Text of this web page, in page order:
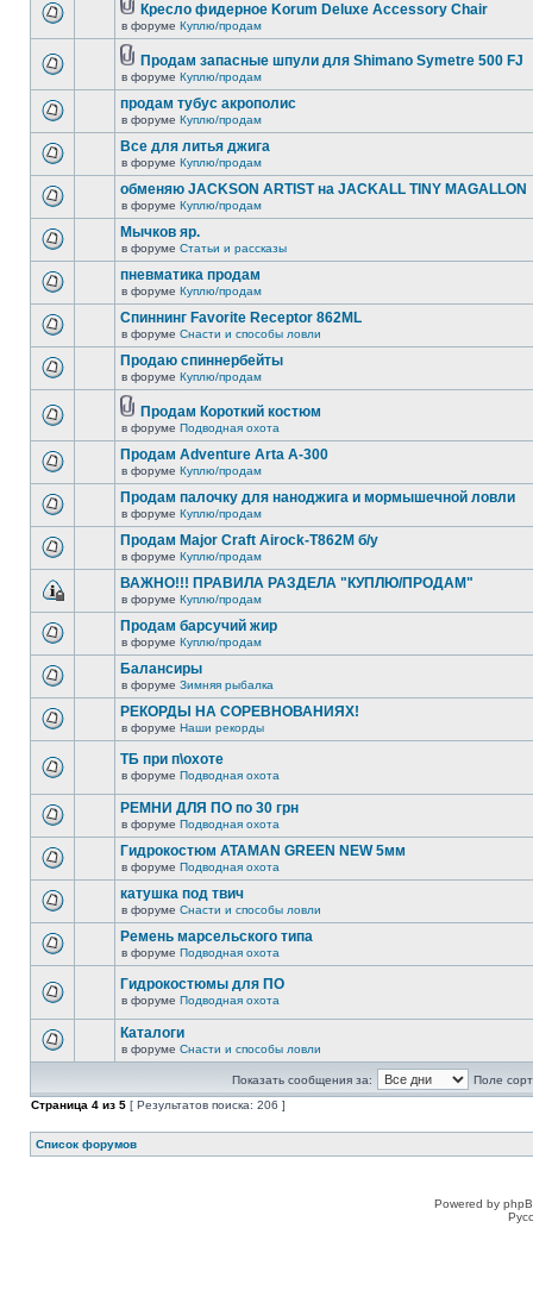
Кресло фидерное Korum Deluxe Accessory Chair
в форуме Куплю/продам
Продам запасные шпули для Shimano Symetre 500 FJ
в форуме Куплю/продам
продам тубус акрополис
в форуме Куплю/продам
Все для литья джига
в форуме Куплю/продам
обменяю JACKSON ARTIST на JACKALL TINY MAGALLON
в форуме Куплю/продам
Мычков яр.
в форуме Статьи и рассказы
пневматика продам
в форуме Куплю/продам
Спиннинг Favorite Receptor 862ML
в форуме Снасти и способы ловли
Продаю спиннербейты
в форуме Куплю/продам
Продам Короткий костюм
в форуме Подводная охота
Продам Adventure Arta A-300
в форуме Куплю/продам
Продам палочку для наноджига и мормышечной ловли
в форуме Куплю/продам
Продам Major Craft Airock-T862M б/у
в форуме Куплю/продам
ВАЖНО!!! ПРАВИЛА РАЗДЕЛА "КУПЛЮ/ПРОДАМ"
в форуме Куплю/продам
Продам барсучий жир
в форуме Куплю/продам
Балансиры
в форуме Зимняя рыбалка
РЕКОРДЫ НА СОРЕВНОВАНИЯХ!
в форуме Наши рекорды
ТБ при п\охоте
в форуме Подводная охота
РЕМНИ ДЛЯ ПО по 30 грн
в форуме Подводная охота
Гидрокостюм ATAMAN GREEN NEW 5мм
в форуме Подводная охота
катушка под твич
в форуме Снасти и способы ловли
Ремень марсельского типа
в форуме Подводная охота
Гидрокостюмы для ПО
в форуме Подводная охота
Каталоги
в форуме Снасти и способы ловли
Показать сообщения за:
Поле
Страница 4 из 5 [ Результатов поиска: 206 ]
Список форумов
Powered by